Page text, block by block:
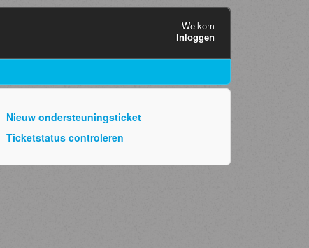
Welkom
Inloggen
Nieuw ondersteuningsticket
Ticketstatus controleren